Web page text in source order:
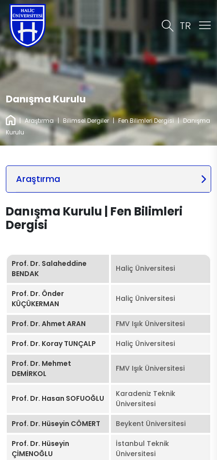
TR
Danışma Kurulu
| Araştırma | Bilimsel Dergiler | Fen Bilimleri Dergisi | Danışma
Kurulu
Araştırma
Danışma Kurulu | Fen Bilimleri
Dergisi
Prof. Dr. Salaheddine
BENDAK
Haliç Üniversitesi
Prof. Dr. Önder
KÜÇÜKERMAN
Haliç Üniversitesi
Prof. Dr. Ahmet ARAN FMV Işık Üniversitesi
Prof. Dr. Koray TUNÇALP Haliç Üniversitesi
Prof. Dr. Mehmet
DEMİRKOL
FMV Işık Üniversitesi
Prof. Dr. Hasan SOFUOĞLU
Karadeniz Teknik
Üniversitesi
Prof. Dr. Hüseyin CÖMERT Beykent Üniversitesi
Prof. Dr. Hüseyin
ÇİMENOĞLU
İstanbul Teknik
Üniversitesi